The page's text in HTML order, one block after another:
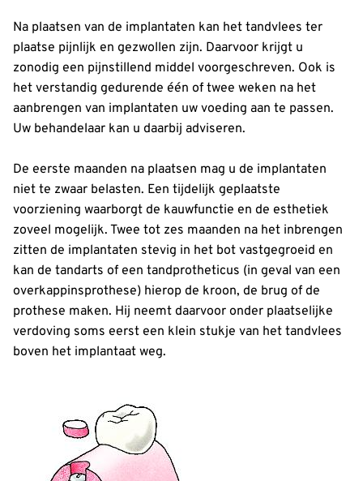
Na plaatsen van de implantaten kan het tandvlees ter
plaatse pijnlijk en gezwollen zijn. Daarvoor krijgt u
zonodig een pijnstillend middel voorgeschreven. Ook is
het verstandig gedurende één of twee weken na het
aanbrengen van implantaten uw voeding aan te passen.
Uw behandelaar kan u daarbij adviseren.
De eerste maanden na plaatsen mag u de implantaten
niet te zwaar belasten. Een tijdelijk geplaatste
voorziening waarborgt de kauwfunctie en de esthetiek
zoveel mogelijk. Twee tot zes maanden na het inbrengen
zitten de implantaten stevig in het bot vastgegroeid en
kan de tandarts of een tandprotheticus (in geval van een
overkappinsprothese) hierop de kroon, de brug of de
prothese maken. Hij neemt daarvoor onder plaatselijke
verdoving soms eerst een klein stukje van het tandvlees
boven het implantaat weg.